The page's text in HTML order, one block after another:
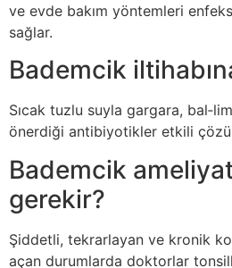
ve evde bakım yöntemleri
sağlar.
Bademcik
Sıcak tuzlu suyla gargara,
önerdiği antibiyotikler etkili
Bademcik
gerekir?
Şiddetli, tekrarlayan ve kronik
açan durumlarda doktorlar